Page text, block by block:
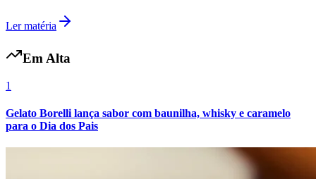
Ler matéria
Em Alta
1
Gelato Borelli lança sabor com baunilha, whisky e caramelo
para o Dia dos Pais